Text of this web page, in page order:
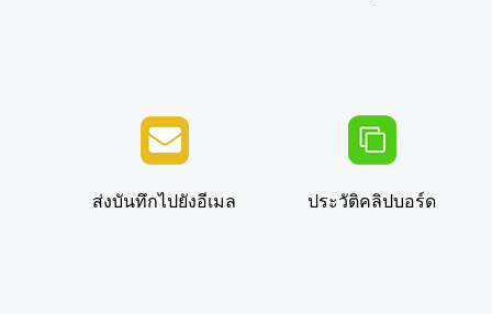
ส่งบันทึกไปยังอีเมล ประวัติคลิปบอร์ด